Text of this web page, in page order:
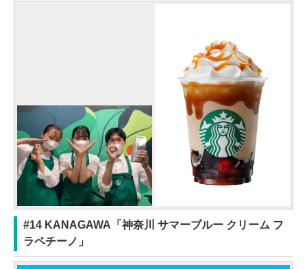
#14 KANAGAWA「神奈川 サマーブルー クリーム フ
ラペチーノ」